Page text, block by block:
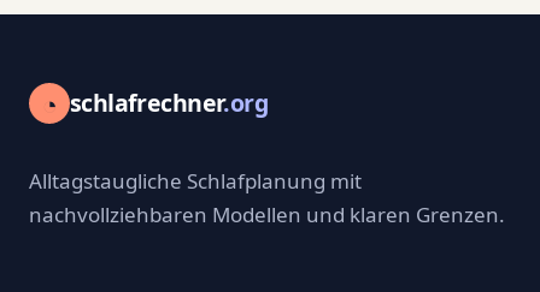
◔ schlafrechner.org
Alltagstaugliche Schlafplanung mit
nachvollziehbaren Modellen und klaren Grenzen.